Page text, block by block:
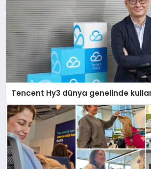
Tencent Hy3 dünya genelinde